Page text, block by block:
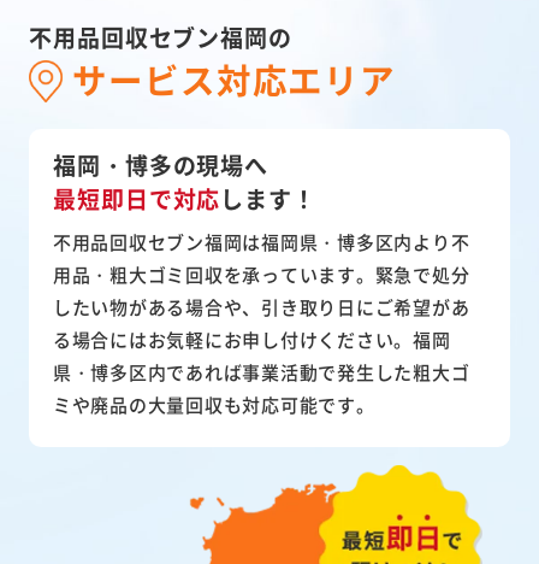
不用品回収セブン福岡の
サービス対応エリア
福岡・博多の現場へ
最短即日で対応します！
不用品回収セブン福岡は福岡県・博多区内より不
用品・粗大ゴミ回収を承っています。緊急で処分
したい物がある場合や、引き取り日にご希望があ
る場合にはお気軽にお申し付けください。福岡
県・博多区内であれば事業活動で発生した粗大ゴ
ミや廃品の大量回収も対応可能です。